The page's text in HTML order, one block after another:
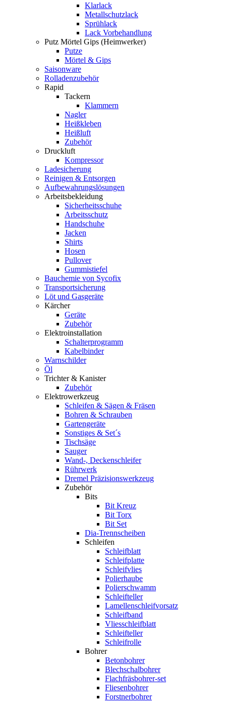
Klarlack
Metallschutzlack
Sprühlack
Lack Vorbehandlung
Putz Mörtel Gips (Heimwerker)
Putze
Mörtel & Gips
Saisonware
Rolladenzubehör
Rapid
Tackern
Klammern
Nagler
Heißkleben
Heißluft
Zubehör
Druckluft
Kompressor
Ladesicherung
Reinigen & Entsorgen
Aufbewahrungslösungen
Arbeitsbekleidung
Sicherheitsschuhe
Arbeitsschutz
Handschuhe
Jacken
Shirts
Hosen
Pullover
Gummistiefel
Bauchemie von Sycofix
Transportsicherung
Löt und Gasgeräte
Kärcher
Geräte
Zubehör
Elektroinstallation
Schalterprogramm
Kabelbinder
Warnschilder
Öl
Trichter & Kanister
Zubehör
Elektrowerkzeug
Schleifen & Sägen & Fräsen
Bohren & Schrauben
Gartengeräte
Sonstiges & Set´s
Tischsäge
Sauger
Wand-, Deckenschleifer
Rührwerk
Dremel Präzisionswerkzeug
Zubehör
Bits
Bit Kreuz
Bit Torx
Bit Set
Dia-Trennscheiben
Schleifen
Schleifblatt
Schleifplatte
Schleifvlies
Polierhaube
Polierschwamm
Schleifteller
Lamellenschleifvorsatz
Schleifband
Vliesschleifblatt
Schleifteller
Schleifrolle
Bohrer
Betonbohrer
Blechschalbohrer
Flachfräsbohrer-set
Fliesenbohrer
Forstnerbohrer